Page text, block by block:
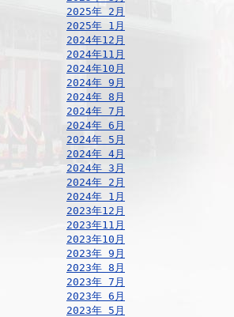
2025年 2月
2025年 1月
2024年12月
2024年11月
2024年10月
2024年 9月
2024年 8月
2024年 7月
2024年 6月
2024年 5月
2024年 4月
2024年 3月
2024年 2月
2024年 1月
2023年12月
2023年11月
2023年10月
2023年 9月
2023年 8月
2023年 7月
2023年 6月
2023年 5月